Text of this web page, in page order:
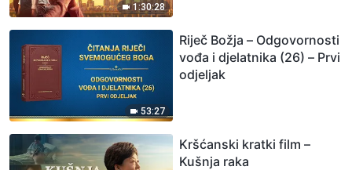
1:30:28
53:27
Riječ Božja – Odgovornosti
vođa i djelatnika (26) – Prvi
odjeljak
Kršćanski kratki film –
Kušnja raka